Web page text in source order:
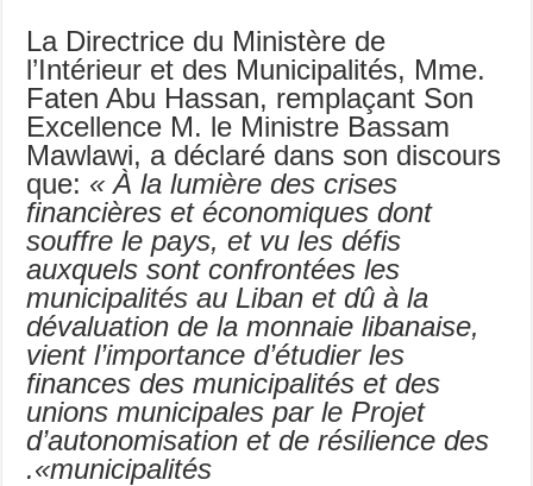
La Directrice du Ministère de
l’Intérieur et des Municipalités, Mme.
Faten Abu Hassan, remplaçant Son
Excellence M. le Ministre Bassam
Mawlawi, a déclaré dans son discours
que: « À la lumière des crises
financières et économiques dont
souffre le pays, et vu les défis
auxquels sont confrontées les
municipalités au Liban et dû à la
dévaluation de la monnaie libanaise,
vient l’importance d’étudier les
finances des municipalités et des
unions municipales par le Projet
d’autonomisation et de résilience des
municipalités».